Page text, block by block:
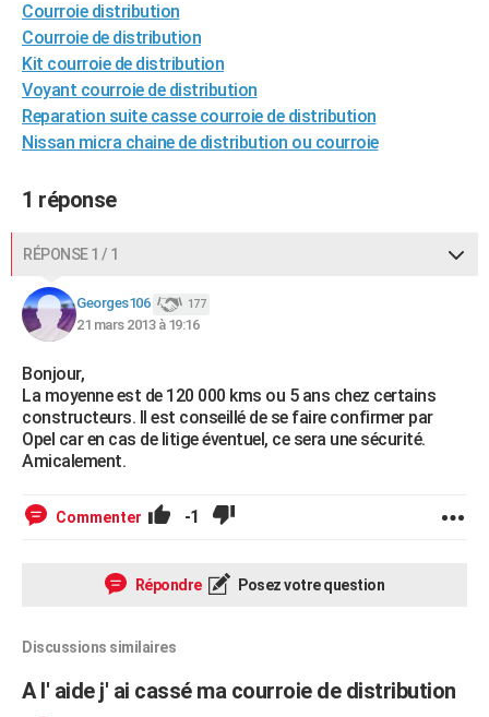
Art de vivre
Bien-être
Loisirs
Mode
Modes de vie
SANTE
Alimentation
Guide de la santé
Maladies
Médicaments
Sommeil
VOYAGE
Destinations
City break
Voyage nature
Voyage de noces
Forum
Climat
+PHOTO
BONS PLANS
CARTE DE VOEUX
Carte de Noël
Carte Bonne année
Carte Saint-Valentin
Carte Pâques
Carte d'anniversaire
DICTIONNAIRE
Dictionnaire
Biographies
Citations
Expressions
Proverbes
PROGRAMME TV
COPAINS D'AVANT
S'inscrire
Se connecter
Lycées
Collèges
Primaires
Universités
Entreprises
Service militaire
Avis de recherche
AVIS DE DÉCÈS
FORUM
Bricolage
Lifestyle
Culture
Sport
Auto
Television
Voyage
Cinema
Courroie distribution
Courroie de distribution
Kit courroie de distribution
Voyant courroie de distribution
Reparation suite casse courroie de distribution
Nissan micra chaine de distribution ou courroie
1 réponse
RÉPONSE 1 / 1
Georges106 177
21 mars 2013 à 19:16
Bonjour,
La moyenne est de 120 000 kms ou 5 ans chez certains
constructeurs. Il est conseillé de se faire confirmer par
Opel car en cas de litige éventuel, ce sera une sécurité.
Amicalement.
Commenter -1
Répondre Posez votre question
Discussions similaires
A l' aide j' ai cassé ma courroie de distribution